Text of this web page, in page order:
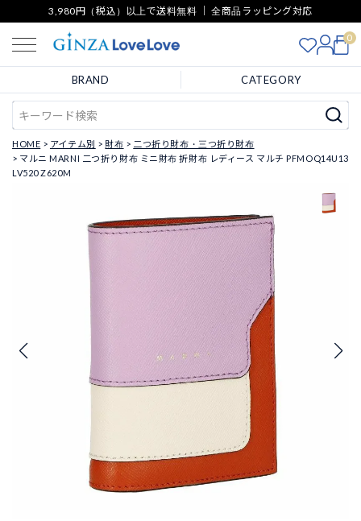
3,980円（税込）以上で送料無料 ｜ 全商品ラッピング対応
0
BRAND CATEGORY
HOME アイテム別 財布
二つ折り財布・三つ折り財布
マルニ MARNI 二つ折り財布 ミニ財布 折財布 レディース マルチ PFMOQ14U13
LV520 Z620M